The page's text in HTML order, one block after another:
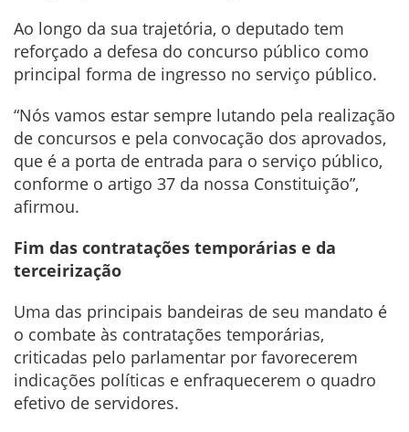
Ao longo da sua trajetória, o deputado tem
reforçado a defesa do concurso público como
principal forma de ingresso no serviço público.
“Nós vamos estar sempre lutando pela realização
de concursos e pela convocação dos aprovados,
que é a porta de entrada para o serviço público,
conforme o artigo 37 da nossa Constituição”,
afirmou.
Fim das contratações temporárias e da
terceirização
Uma das principais bandeiras de seu mandato é
o combate às contratações temporárias,
criticadas pelo parlamentar por favorecerem
indicações políticas e enfraquecerem o quadro
efetivo de servidores.